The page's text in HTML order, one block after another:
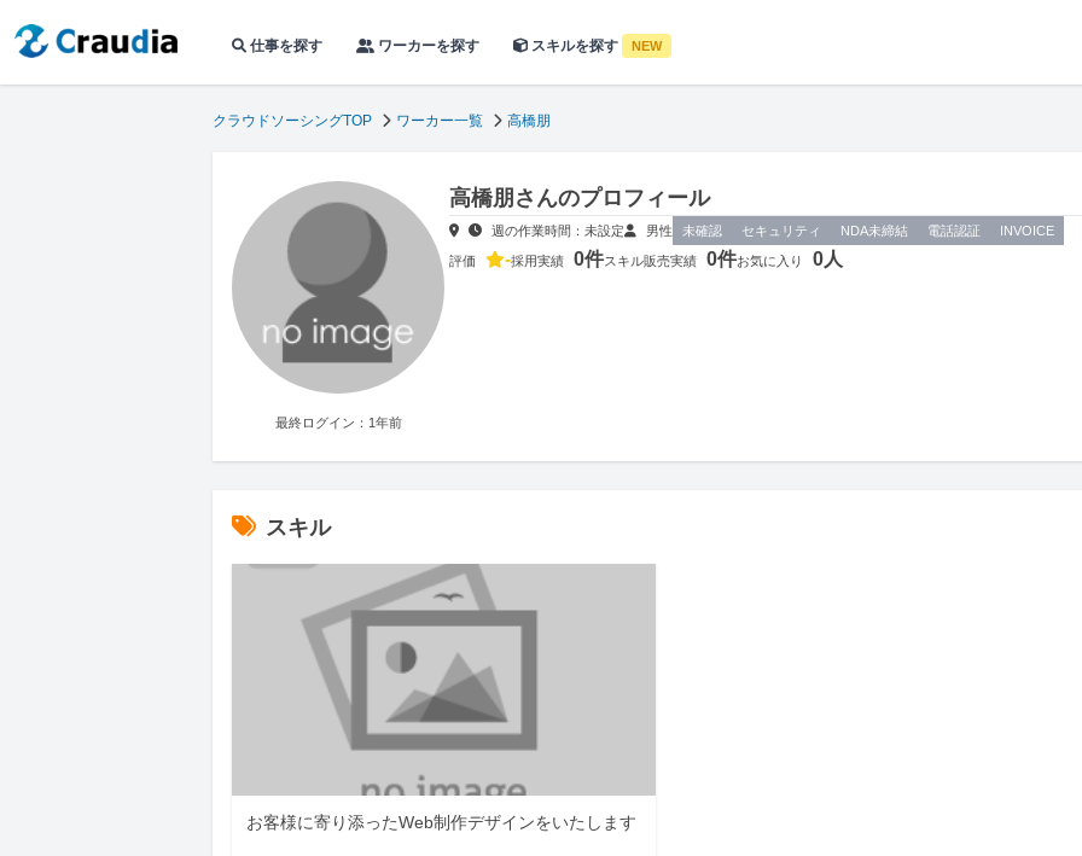
仕事を探す ワーカーを探す スキルを探す NEW
クラウドソーシングTOP ワーカー一覧 高橋朋
最終ログイン：1年前
高橋朋さんのプロフィール
週の作業時間：未設定 男性 未確認 セキュリティ NDA未締結 電話認証 INVOICE
評価 -採用実績 0件スキル販売実績 0件お気に入り 0人
スキル
お客様に寄り添ったWeb制作デザインをいたします